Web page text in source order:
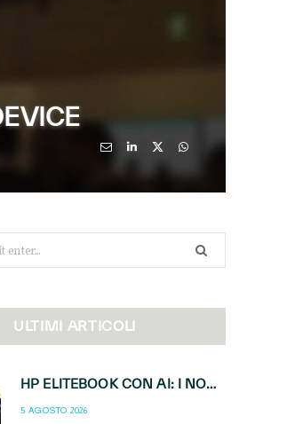
ULTIMI ARTICOLI
HP ELITEBOOK CON AI: I NOTEBOOK BUSINESS INTELLIGENTI CHE TRASFORMANO PRODUTTIVITÀ, SICUREZZA E LAVORO IBRIDO
5 AGOSTO 2026